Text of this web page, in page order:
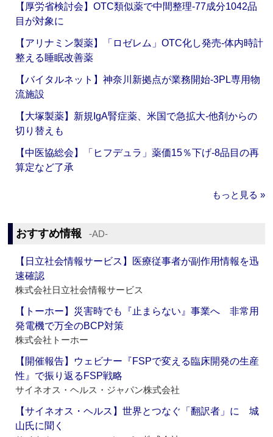
【厚労省検討会】OTC類似薬で中間整理‐77成分1042品
目が対象に
【アリナミン製薬】「ロゼレム」OTC化し発売‐体内時計
整える睡眠改善薬
【バイタルネット】神奈川新拠点が業務開始‐3PL専用物
流施設
【大塚製薬】新規IgA腎症薬、米国で急拡大‐他剤からの
切り替えも
【中医協総会】「ヒフデュラ」薬価15％下げ‐8品目の再
算定など了承
もっと見る »
おすすめ情報 ‐AD‐
【日立社会情報サービス】医療従事者が副作用情報を迅
速確認
株式会社日立社会情報サービス
【トーホー】災害時でも『止まらない』事業へ 非常用
発電機で万全のBCP対策
株式会社トーホー
【開催報告】ウェビナー『FSPで変える臨床開発の生産
性』で振り返るFSP戦略
サイネオス・ヘルス・ジャパン株式会社
【サイネオス・ヘルス】世界とつなぐ「翻訳者」に 城
山氏に聞く